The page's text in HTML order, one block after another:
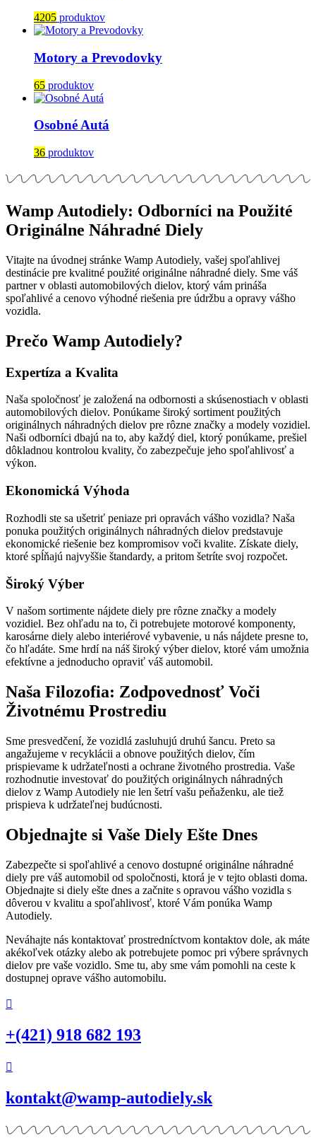
4205 produktov
Motory a Prevodovky
65 produktov
Osobné Autá
36 produktov
Wamp Autodiely: Odborníci na Použité
Originálne Náhradné Diely
Vitajte na úvodnej stránke Wamp Autodiely, vašej spoľahlivej
destinácie pre kvalitné použité originálne náhradné diely. Sme váš
partner v oblasti automobilových dielov, ktorý vám prináša
spoľahlivé a cenovo výhodné riešenia pre údržbu a opravy vášho
vozidla.
Prečo Wamp Autodiely?
Expertíza a Kvalita
Naša spoločnosť je založená na odbornosti a skúsenostiach v oblasti
automobilových dielov. Ponúkame široký sortiment použitých
originálnych náhradných dielov pre rôzne značky a modely vozidiel.
Naši odborníci dbajú na to, aby každý diel, ktorý ponúkame, prešiel
dôkladnou kontrolou kvality, čo zabezpečuje jeho spoľahlivosť a
výkon.
Ekonomická Výhoda
Rozhodli ste sa ušetriť peniaze pri opravách vášho vozidla? Naša
ponuka použitých originálnych náhradných dielov predstavuje
ekonomické riešenie bez kompromisov voči kvalite. Získate diely,
ktoré spĺňajú najvyššie štandardy, a pritom šetríte svoj rozpočet.
Široký Výber
V našom sortimente nájdete diely pre rôzne značky a modely
vozidiel. Bez ohľadu na to, či potrebujete motorové komponenty,
karosárne diely alebo interiérové vybavenie, u nás nájdete presne to,
čo hľadáte. Sme hrdí na náš široký výber dielov, ktoré vám umožnia
efektívne a jednoducho opraviť váš automobil.
Naša Filozofia: Zodpovednosť Voči
Životnému Prostrediu
Sme presvedčení, že vozidlá zasluhujú druhú šancu. Preto sa
angažujeme v recyklácii a obnove použitých dielov, čím
prispievame k udržateľnosti a ochrane životného prostredia. Vaše
rozhodnutie investovať do použitých originálnych náhradných
dielov z Wamp Autodiely nie len šetrí vašu peňaženku, ale tiež
prispieva k udržateľnej budúcnosti.
Objednajte si Vaše Diely Ešte Dnes
Zabezpečte si spoľahlivé a cenovo dostupné originálne náhradné
diely pre váš automobil od spoločnosti, ktorá je v tejto oblasti doma.
Objednajte si diely ešte dnes a začnite s opravou vášho vozidla s
dôverou v kvalitu a spoľahlivosť, ktoré Vám ponúka Wamp
Autodiely.
Neváhajte nás kontaktovať prostredníctvom kontaktov dole, ak máte
akékoľvek otázky alebo ak potrebujete pomoc pri výbere správnych
dielov pre vaše vozidlo. Sme tu, aby sme vám pomohli na ceste k
dostupnej oprave vášho automobilu.
+(421) 918 682 193
kontakt@wamp-autodiely.sk